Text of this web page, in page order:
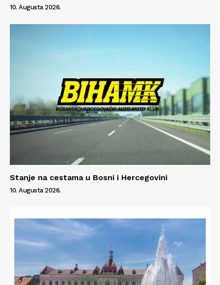
10. Augusta 2026.
Stanje na cestama u Bosni i Hercegovini
10. Augusta 2026.